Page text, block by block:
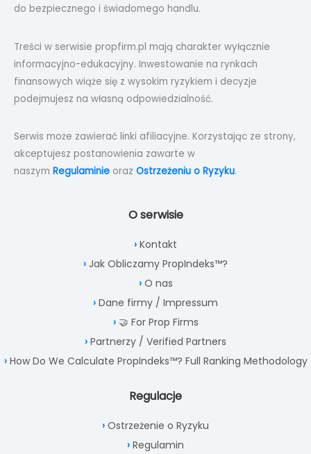
do bezpiecznego i świadomego handlu.
Treści w serwisie propfirm.pl mają charakter wyłącznie
informacyjno-edukacyjny. Inwestowanie na rynkach
finansowych wiąże się z wysokim ryzykiem i decyzje
podejmujesz na własną odpowiedzialność.
Serwis może zawierać linki afiliacyjne. Korzystając ze strony,
akceptujesz postanowienia zawarte w
naszym Regulaminie oraz Ostrzeżeniu o Ryzyku.
O serwisie
Kontakt
Jak Obliczamy PropIndeks™?
O nas
Dane firmy / Impressum
🤝 For Prop Firms
Partnerzy / Verified Partners
How Do We Calculate PropIndeks™? Full Ranking Methodology
Regulacje
Ostrzeżenie o Ryzyku
Regulamin